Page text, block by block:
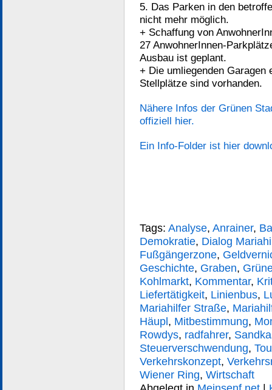
5. Das Parken in den
nicht mehr möglich.
+ Schaffung von
27 AnwohnerInnen-
Ausbau ist geplant.
+ Die umliegenden Garagen
Stellplätze sind vorhanden.
Nähere Infos der Grünen
offiziell hier.
Ein Info-Folder ist hier
Tags: Analyse, Anrainer,
Demokratie, Dialog
Fußgängerzone,
Geschichte, Graben,
Kohlmarkt, Kommentar,
Liefertätigkeit, Linienbus,
Mariahilfer Straße,
Häupl, Mitbestimmung,
Rowdys, radfahrer,
Steuerverschwendung,
Verkehrskonzept,
Wiener Ring, Wirtschaft